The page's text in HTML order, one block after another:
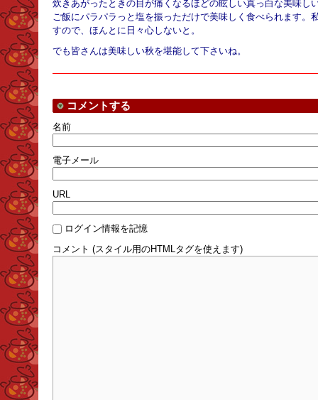
炊きあがったときの目が痛くなるほどの眩しい真っ白な美味し
ご飯にパラパラっと塩を振っただけで美味しく食べられます。
すので、ほんとに日々心しないと。
でも皆さんは美味しい秋を堪能して下さいね。
コメントする
名前
電子メール
URL
ログイン情報を記憶
コメント (スタイル用のHTMLタグを使えます)